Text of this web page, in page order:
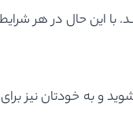
با این حال در هر
و به خودتان نیز